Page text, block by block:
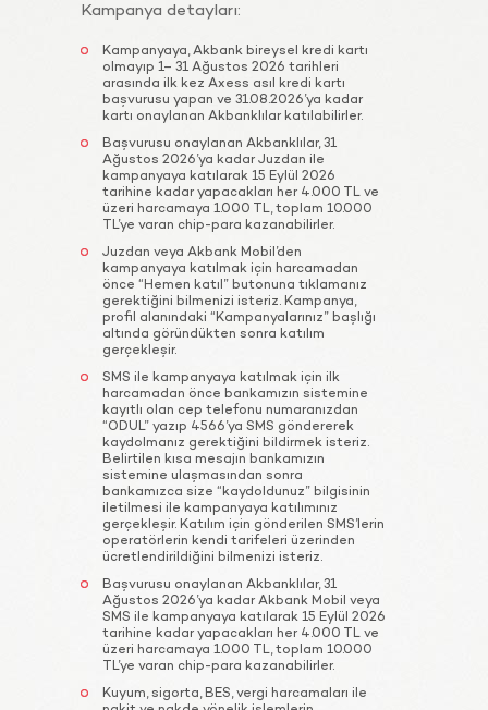
Kampanya detayları:
Kampanyaya, Akbank bireysel kredi kartı
olmayıp 1– 31 Ağustos 2026 tarihleri
arasında ilk kez Axess asıl kredi kartı
başvurusu yapan ve 31.08.2026’ya kadar
kartı onaylanan Akbanklılar katılabilirler.
Başvurusu onaylanan Akbanklılar, 31
Ağustos 2026’ya kadar Juzdan ile
kampanyaya katılarak 15 Eylül 2026
tarihine kadar yapacakları her 4.000 TL ve
üzeri harcamaya 1.000 TL, toplam 10.000
TL’ye varan chip-para kazanabilirler.
Juzdan veya Akbank Mobil’den
kampanyaya katılmak için harcamadan
önce “Hemen katıl” butonuna tıklamanız
gerektiğini bilmenizi isteriz. Kampanya,
profil alanındaki “Kampanyalarınız” başlığı
altında göründükten sonra katılım
gerçekleşir.
SMS ile kampanyaya katılmak için ilk
harcamadan önce bankamızın sistemine
kayıtlı olan cep telefonu numaranızdan
“ODUL” yazıp 4566’ya SMS göndererek
kaydolmanız gerektiğini bildirmek isteriz.
Belirtilen kısa mesajın bankamızın
sistemine ulaşmasından sonra
bankamızca size “kaydoldunuz” bilgisinin
iletilmesi ile kampanyaya katılımınız
gerçekleşir. Katılım için gönderilen SMS’lerin
operatörlerin kendi tarifeleri üzerinden
ücretlendirildiğini bilmenizi isteriz.
Başvurusu onaylanan Akbanklılar, 31
Ağustos 2026’ya kadar Akbank Mobil veya
SMS ile kampanyaya katılarak 15 Eylül 2026
tarihine kadar yapacakları her 4.000 TL ve
üzeri harcamaya 1.000 TL, toplam 10.000
TL’ye varan chip-para kazanabilirler.
Kuyum, sigorta, BES, vergi harcamaları ile